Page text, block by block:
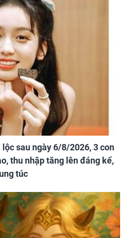
sau ngày 6/8/2026, 3 con
thu nhập tăng lên đáng kể,
túc